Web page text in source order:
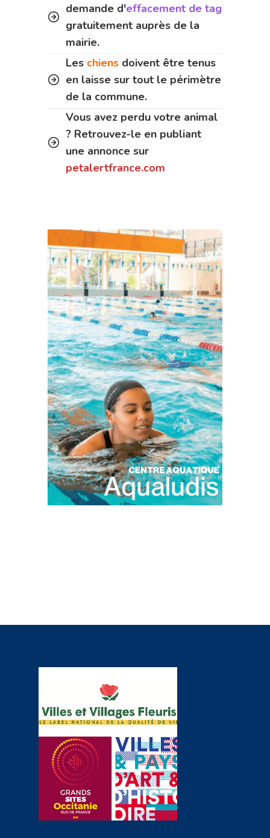
demande d'effacement de tag
gratuitement auprès de la
mairie.
Les chiens doivent être tenus
en laisse sur tout le périmètre
de la commune.
Vous avez perdu votre animal
? Retrouvez-le en publiant
une annonce sur
petalertfrance.com